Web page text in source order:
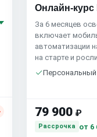
Онлайн-
За 6 месяцев
включает
автоматизации
на старте и
Персональный
79 900 ₽
Рассрочка от 6